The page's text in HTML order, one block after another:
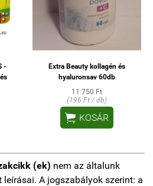
-
Extra Beauty kollagén és
hyaluronsav 60db
11 750 Ft
(196 Ft / db)
 KOSÁR
(ek) nem az általunk
A jogszabályok szerint: a